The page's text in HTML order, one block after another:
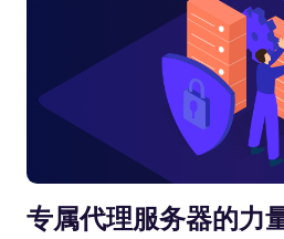
专属代理服务器的力